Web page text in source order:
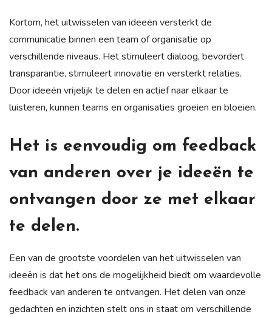
Kortom, het uitwisselen van ideeën versterkt de
communicatie binnen een team of organisatie op
verschillende niveaus. Het stimuleert dialoog, bevordert
transparantie, stimuleert innovatie en versterkt relaties.
Door ideeën vrijelijk te delen en actief naar elkaar te
luisteren, kunnen teams en organisaties groeien en bloeien.
Het is eenvoudig om feedback
van anderen over je ideeën te
ontvangen door ze met elkaar
te delen.
Een van de grootste voordelen van het uitwisselen van
ideeën is dat het ons de mogelijkheid biedt om waardevolle
feedback van anderen te ontvangen. Het delen van onze
gedachten en inzichten stelt ons in staat om verschillende